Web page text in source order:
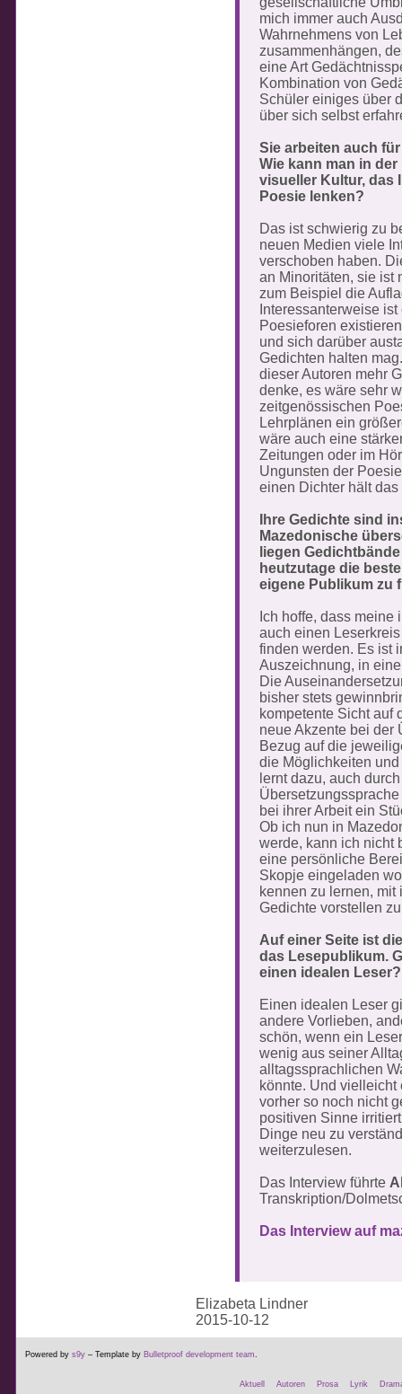
mich immer auch
Wahrnehmens von
zusammenhängen,
eine Art
Kombination von
Schüler einiges über
über sich selbst
Sie arbeiten auch
Wie kann man in
visueller Kultur, das
Poesie lenken?
Das ist schwierig zu
neuen Medien viele
verschoben haben.
an Minoritäten, sie ist
zum Beispiel die
Interessanterweise
Poesieforen
und sich darüber
Gedichten halten
dieser Autoren mehr
denke, es wäre sehr
zeitgenössischen
Lehrplänen ein
wäre auch eine
Zeitungen oder im
Ungunsten der
einen Dichter hält
Ihre Gedichte sind
Mazedonische
liegen
heutzutage die
eigene Publikum zu
Ich hoffe, dass
auch einen
finden werden. Es ist
Auszeichnung, in
Die
bisher stets
kompetente Sicht auf
neue Akzente bei der
Bezug auf die
die Möglichkeiten
lernt dazu, auch
bei ihrer Arbeit ein
Ob ich nun in
werde, kann ich nicht
eine persönliche
Skopje eingeladen
kennen zu lernen,
Gedichte vorstellen
Auf einer Seite ist
das Lesepublikum.
einen idealen Leser?
Einen idealen Leser
andere Vorlieben,
schön, wenn ein
wenig aus seiner
alltagssprachlichen
könnte. Und vielleicht
vorher so noch nicht
positiven Sinne
Dinge neu zu
weiterzulesen.
Das Interview führte
Transkription/
Das Interview auf
Elizabeta Lindner
2015-10-12
Powered by s9y – Template by Bulletproof development team
Aktuell Autoren Prosa Lyrik